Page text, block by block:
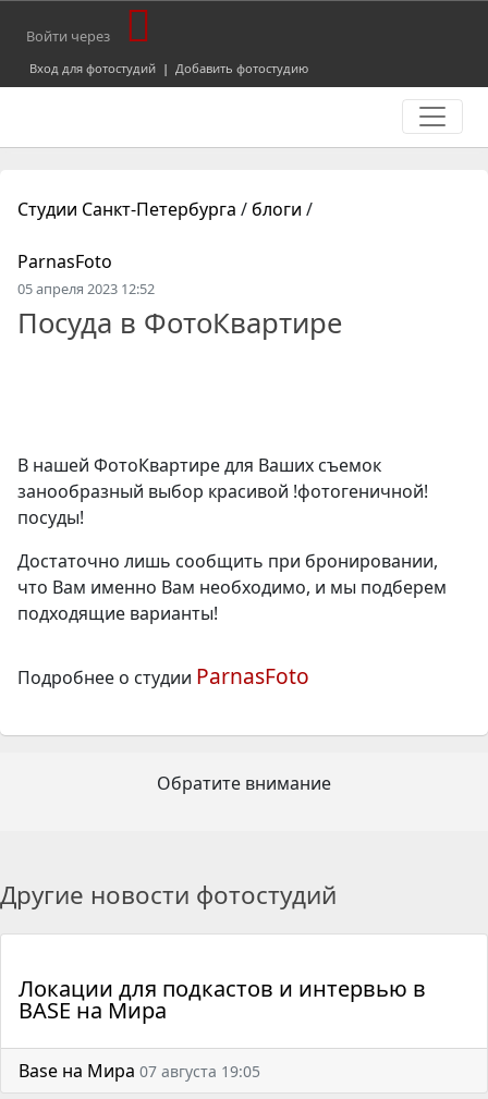
Войти через
Вход для фотостудий | Добавить фотостудию
Студии Санкт-Петербурга / блоги /
ParnasFoto
05 апреля 2023 12:52
Посуда в ФотоКвартире
В нашей ФотоКвартире для Ваших съемок
занообразный выбор красивой !фотогеничной!
посуды!
Достаточно лишь сообщить при бронировании,
что Вам именно Вам необходимо, и мы подберем
подходящие варианты!
Подробнее о студии ParnasFoto
Обратите внимание
Другие новости фотостудий
Локации для подкастов и интервью в
BASE на Мира
Base на Мира 07 августа 19:05